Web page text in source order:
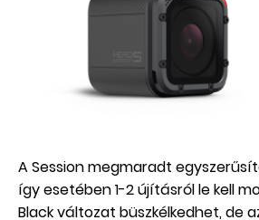
A Session megmaradt
így esetében 1-2 újításról le kell
Black változat büszkélkedhet, de